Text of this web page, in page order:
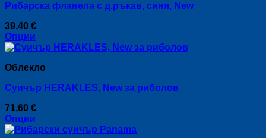
variants.
options
may
be
on
the
product
page
Рибарска фланела с д.ръкав, синя, New
39,40 €
Опции
This
has
variants.
options
may
be
Облекло
Суичър HERAKLES, New за риболов
71,60 €
Опции
This